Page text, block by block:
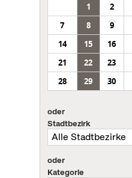
1
2
7
8 9
14
15 16
21
22 23
28
29 30
oder
Stadtbezirk
oder
Kategorie